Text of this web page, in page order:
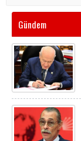
Gündem